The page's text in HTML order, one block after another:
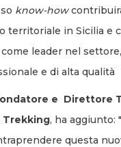
know-how
territoriale in Sicilia e
leader nel
e di alta qualità
e Direttore
Trekking, ha aggiunto:
questa